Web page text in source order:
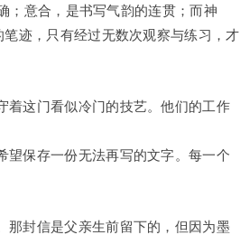
；意合，是书写气韵的连贯；而神
迹，只有经过无数次观察与练习，才
着这门看似冷门的技艺。他们的工作
望保存一份无法再写的文字。每一个
那封信是父亲生前留下的，但因为墨